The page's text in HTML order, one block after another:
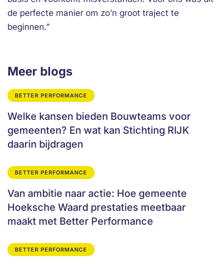
de perfecte manier om zo’n groot traject te
beginnen.”
Meer blogs
BETTER PERFORMANCE
Welke kansen bieden Bouwteams voor
gemeenten? En wat kan Stichting RIJK
daarin bijdragen
BETTER PERFORMANCE
Van ambitie naar actie: Hoe gemeente
Hoeksche Waard prestaties meetbaar
maakt met Better Performance
BETTER PERFORMANCE